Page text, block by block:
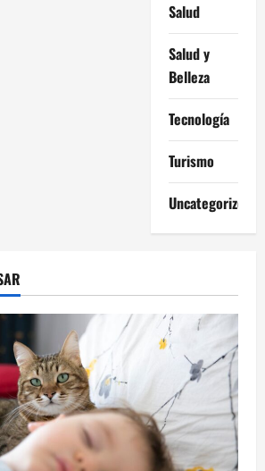
Salud
Salud y
Belleza
Tecnología
Turismo
Uncategorized